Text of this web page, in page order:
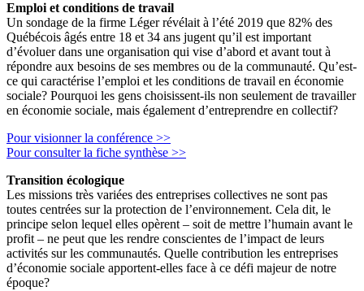
Emploi et conditions de travail
Un sondage de la firme Léger révélait à l’été 2019 que 82% des
Québécois âgés entre 18 et 34 ans jugent qu’il est important
d’évoluer dans une organisation qui vise d’abord et avant tout à
répondre aux besoins de ses membres ou de la communauté. Qu’est-
ce qui caractérise l’emploi et les conditions de travail en économie
sociale? Pourquoi les gens choisissent-ils non seulement de travailler
en économie sociale, mais également d’entreprendre en collectif?
Pour visionner la conférence >>
Pour consulter la fiche synthèse >>
Transition écologique
Les missions très variées des entreprises collectives ne sont pas
toutes centrées sur la protection de l’environnement. Cela dit, le
principe selon lequel elles opèrent – soit de mettre l’humain avant le
profit – ne peut que les rendre conscientes de l’impact de leurs
activités sur les communautés. Quelle contribution les entreprises
d’économie sociale apportent-elles face à ce défi majeur de notre
époque?